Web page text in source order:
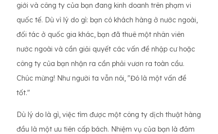
giới và công ty của bạn đang kinh doanh trên phạm vi
quốc tế. Dù vì lý do gì: bạn có khách hàng ở nước ngoài,
đối tác ở quốc gia khác, bạn đã thuê một nhân viên
nước ngoài và cần giải quyết các vấn đề nhập cư hoặc
công ty của bạn nhận ra cần phải vươn ra toàn cầu.
Chúc mừng! Như người ta vẫn nói, "Đó là một vấn đề
tốt."
Dù lý do là gì, việc tìm được một công ty dịch thuật hàng
đầu là một ưu tiên cấp bách. Nhiệm vụ của bạn là đảm